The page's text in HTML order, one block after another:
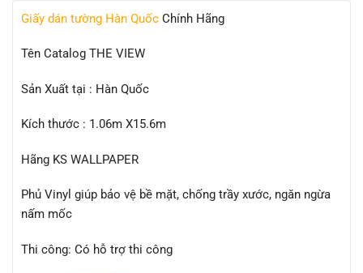
Giấy dán tường Hàn Quốc Chính Hãng
Tên Catalog THE VIEW
Sản Xuất tại : Hàn Quốc
Kích thước : 1.06m X15.6m
Hãng KS WALLPAPER
Phủ Vinyl giúp bảo vệ bề mặt, chống trầy xước, ngăn ngừa
nấm mốc
Thi công: Có hỗ trợ thi công